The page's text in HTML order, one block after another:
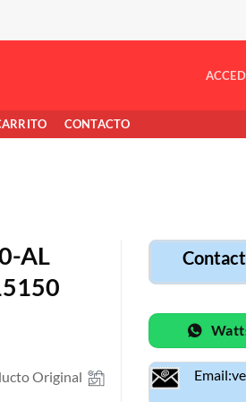
CONTACTO
AL
Original